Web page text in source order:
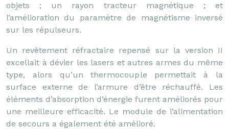
objets ; un rayon tracteur magnétique ; et
l’amélioration du paramètre de magnétisme inversé
sur les répulseurs.
Un revêtement réfractaire repensé sur la version II
excellait à dévier les lasers et autres armes du même
type, alors qu’un thermocouple permettait à la
surface externe de l’armure d’être réchauffé. Les
éléments d’absorption d’énergie furent améliorés pour
une meilleure efficacité. Le module de l’alimentation
de secours a également été amélioré.